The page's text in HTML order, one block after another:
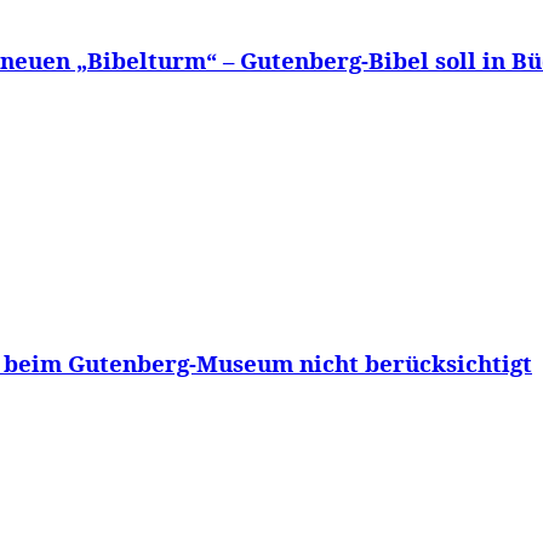
„Bibelturm“ – Gutenberg-Bibel soll in
Gutenberg-Museum nicht berücksichtigt